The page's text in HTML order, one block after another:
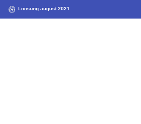
Loosung august 2021